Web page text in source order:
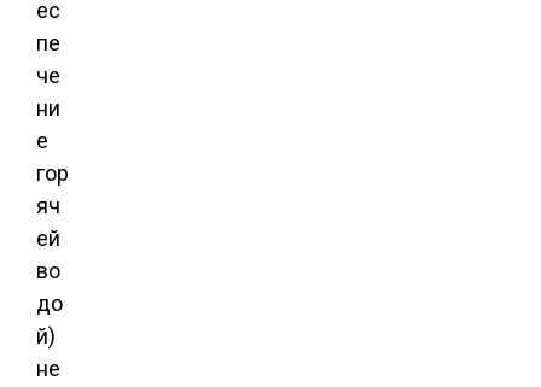
ес
пе
че
ни
е
гор
яч
ей
во
до
й)
не